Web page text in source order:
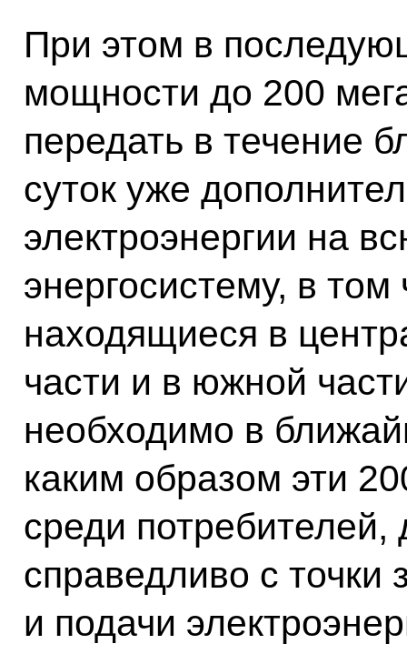
При этом в
мощности до 200
передать в течение
суток уже
электроэнергии на
энергосистему, в
находящиеся в
части и в южной
необходимо в
каким образом эти
среди потребителей,
справедливо с точки
и подачи